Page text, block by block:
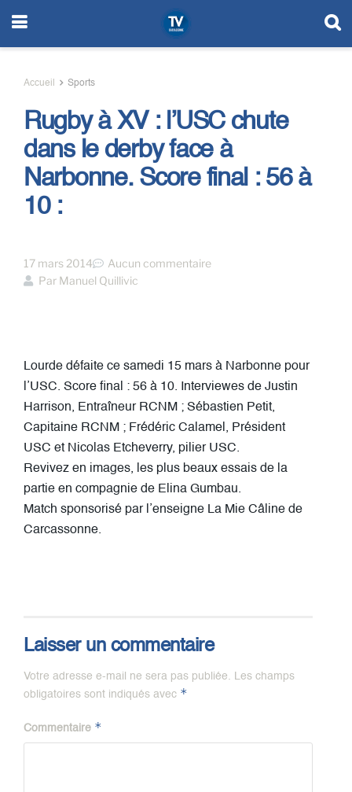
Accueil Sports
Rugby à XV : l’USC chute
dans le derby face à
Narbonne. Score final : 56 à
10 :
17 mars 2014
Aucun commentaire
Par Manuel Quillivic
Lourde défaite ce samedi 15 mars à Narbonne pour
l’USC. Score final : 56 à 10. Interviewes de Justin
Harrison, Entraîneur RCNM ; Sébastien Petit,
Capitaine RCNM ; Frédéric Calamel, Président
USC et Nicolas Etcheverry, pilier USC.
Revivez en images, les plus beaux essais de la
partie en compagnie de Elina Gumbau.
Match sponsorisé par l’enseigne La Mie Câline de
Carcassonne.
Laisser un commentaire
Votre adresse e-mail ne sera pas publiée.
Les champs
obligatoires sont indiqués avec *
Commentaire *